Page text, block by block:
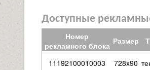
Доступные
Номер
рекламного блока Размер
11192100010003 728x90